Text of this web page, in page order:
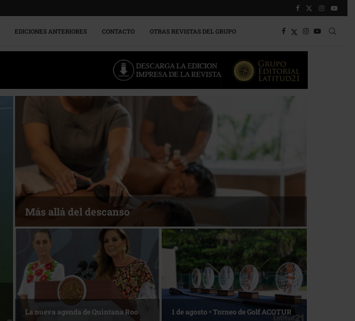
EDICIONES ANTERIORES CONTACTO OTRAS REVISTAS DEL GRUPO
Más allá del descanso
La nueva agenda de Quintana Roo 1 de agosto • Torneo de Golf ACOTUR